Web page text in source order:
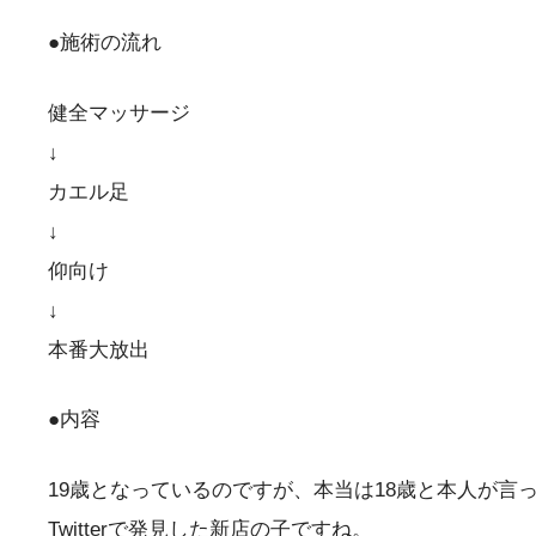
●施術の流れ
健全マッサージ
↓
カエル足
↓
仰向け
↓
本番大放出
●内容
19歳となっているのですが、本当は18歳と本人が言
Twitterで発見した新店の子ですね。